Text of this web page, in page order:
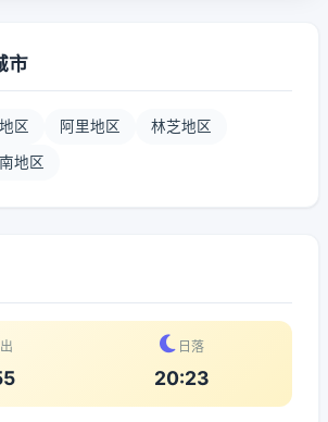
市
区 阿里地区 林芝地区
地区
日落
20:23